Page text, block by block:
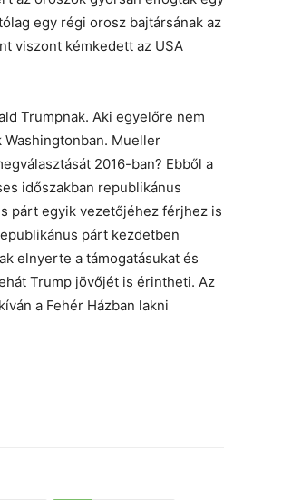
egy régi orosz bajtársának az
viszont kémkedett az USA
Trumpnak. Aki egyelőre nem
Mueller
2016-ban? Ebből a
időszakban republikánus
párt egyik vezetőjéhez férjhez is
párt kezdetben
elnyerte a támogatásukat és
Trump jövőjét is érintheti. Az
a Fehér Házban lakni